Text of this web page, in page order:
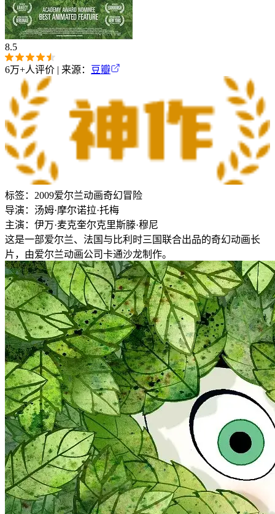
8.5
6万+人评价 | 来源： 豆瓣
标签： 2009爱尔兰动画奇幻冒险
导演： 汤姆·摩尔诺拉·托梅
主演： 伊万·麦克奎尔克里斯滕·穆尼
这是一部爱尔兰、法国与比利时三国联合出品的奇幻动画长
片，由爱尔兰动画公司卡通沙龙制作。